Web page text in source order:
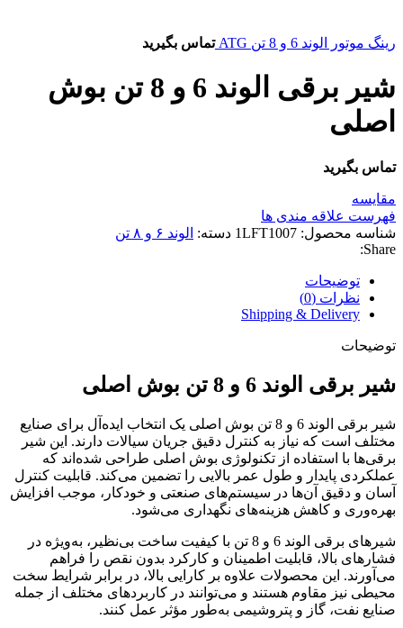
رینگ موتور الوند 6 و 8 تن ATG تماس بگیرید
شیر برقی الوند 6 و 8 تن بوش
اصلی
تماس بگیرید
مقایسه
فهرست علاقه مندی ها
شناسه محصول: 1LFT1007 دسته: الوند ۶ و ۸ تن
Share:
توضیحات
نظرات (0)
Shipping & Delivery
توضیحات
شیر برقی الوند 6 و 8 تن بوش اصلی
شیر برقی الوند 6 و 8 تن بوش اصلی یک انتخاب ایده‌آل برای صنایع
مختلف است که نیاز به کنترل دقیق جریان سیالات دارند. این شیر
برقی‌ها با استفاده از تکنولوژی بوش اصلی طراحی شده‌اند که
عملکردی پایدار و طول عمر بالایی را تضمین می‌کند. قابلیت کنترل
آسان و دقیق آن‌ها در سیستم‌های صنعتی و خودکار، موجب افزایش
بهره‌وری و کاهش هزینه‌های نگهداری می‌شود.
شیرهای برقی الوند 6 و 8 تن با کیفیت ساخت بی‌نظیر، به‌ویژه در
فشارهای بالا، قابلیت اطمینان و کارکرد بدون نقص را فراهم
می‌آورند. این محصولات علاوه بر کارایی بالا، در برابر شرایط سخت
محیطی نیز مقاوم هستند و می‌توانند در کاربردهای مختلف از جمله
صنایع نفت، گاز و پتروشیمی به‌طور مؤثر عمل کنند.